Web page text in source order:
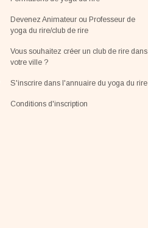
Devenez Animateur ou Professeur de
yoga du rire/club de rire
Vous souhaitez créer un club de rire dans
votre ville ?
S'inscrire dans l'annuaire du yoga du rire
Conditions d'inscription